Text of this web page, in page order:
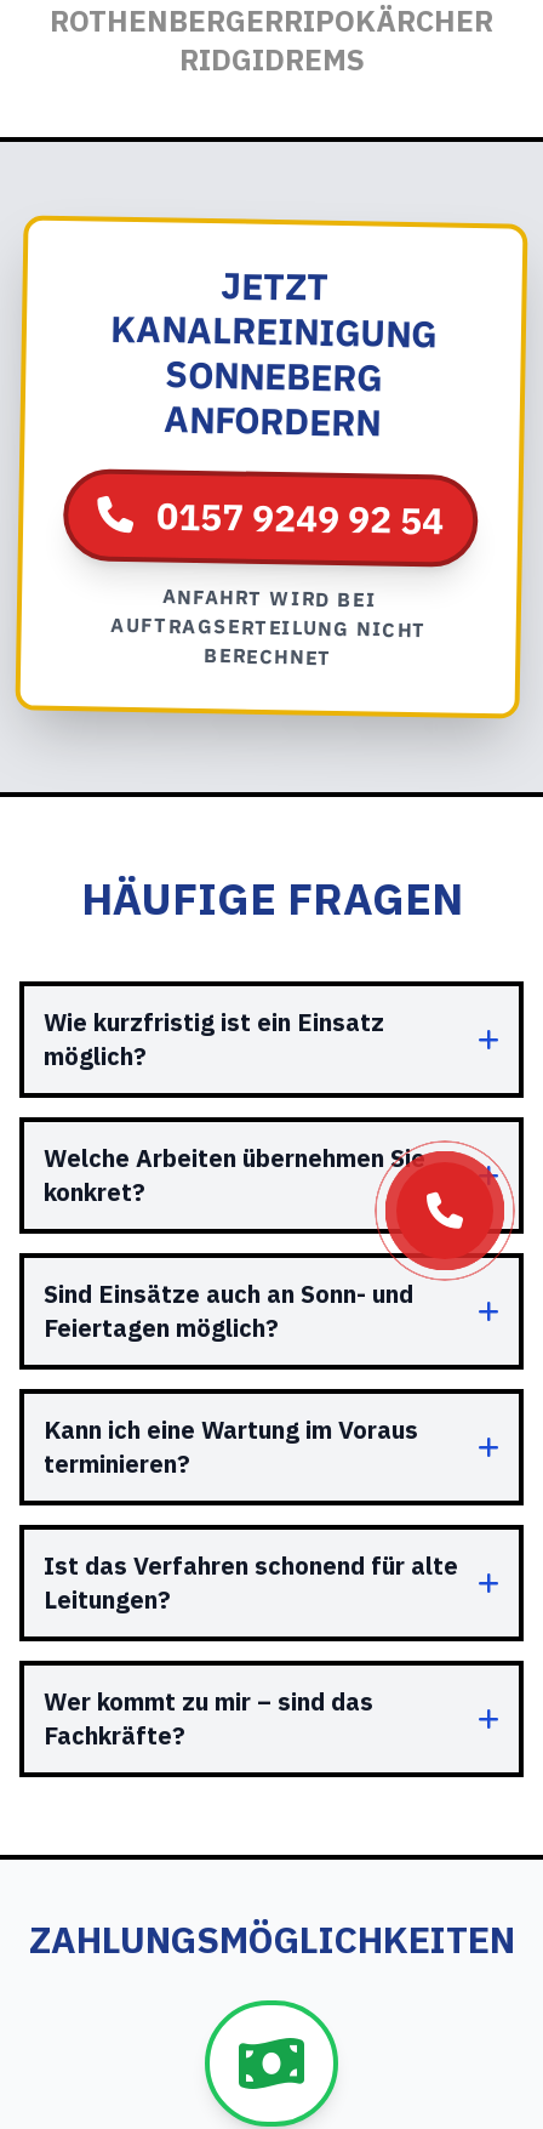
ROTHENBERGERRIPOKÄRCHER
RIDGIDREMS
JETZT
KANALREINIGUNG
SONNEBERG
ANFORDERN
0157 9249 92 54
ANFAHRT WIRD BEI
AUFTRAGSERTEILUNG NICHT
BERECHNET
HÄUFIGE FRAGEN
Wie kurzfristig ist ein Einsatz
möglich?
Welche Arbeiten übernehmen Sie
konkret?
Sind Einsätze auch an Sonn- und
Feiertagen möglich?
Kann ich eine Wartung im Voraus
terminieren?
Ist das Verfahren schonend für alte
Leitungen?
Wer kommt zu mir – sind das
Fachkräfte?
ZAHLUNGSMÖGLICHKEITEN